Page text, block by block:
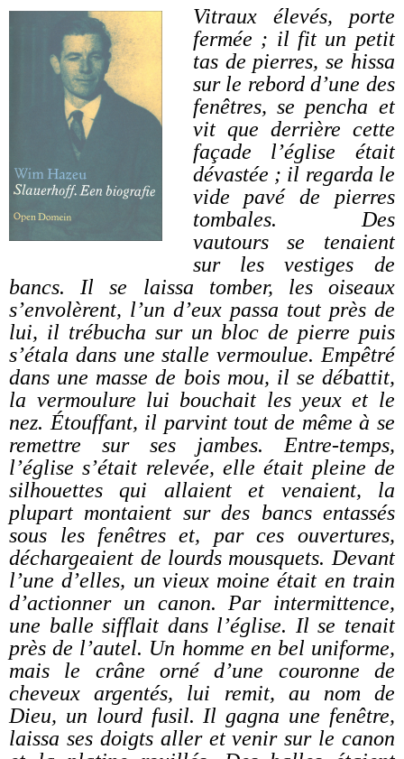
Vitraux élevés, porte
fermée ; il fit un petit
tas de pierres, se hissa
sur le rebord d’une des
fenêtres, se pencha et
vit que derrière cette
façade l’église était
dévastée ; il regarda le
vide pavé de pierres
tombales. Des
vautours se tenaient
sur les vestiges de
bancs. Il se laissa tomber, les oiseaux
s’envolèrent, l’un d’eux passa tout près de
lui, il trébucha sur un bloc de pierre puis
s’étala dans une stalle vermoulue. Empêtré
dans une masse de bois mou, il se débattit,
la vermoulure lui bouchait les yeux et le
nez. Étouffant, il parvint tout de même à se
remettre sur ses jambes. Entre-temps,
l’église s’était relevée, elle était pleine de
silhouettes qui allaient et venaient, la
plupart montaient sur des bancs entassés
sous les fenêtres et, par ces ouvertures,
déchargeaient de lourds mousquets. Devant
l’une d’elles, un vieux moine était en train
d’actionner un canon. Par intermittence,
une balle sifflait dans l’église. Il se tenait
près de l’autel. Un homme en bel uniforme,
mais le crâne orné d’une couronne de
cheveux argentés, lui remit, au nom de
Dieu, un lourd fusil. Il gagna une fenêtre,
laissa ses doigts aller et venir sur le canon